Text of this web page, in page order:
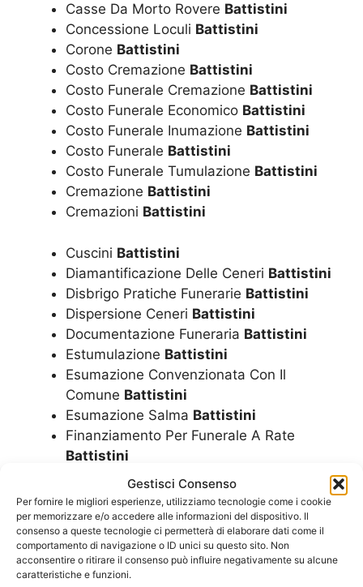
Gestisci Consenso
Per fornire le migliori esperienze, utilizziamo tecnologie come i cookie
per memorizzare e/o accedere alle informazioni del dispositivo. Il
consenso a queste tecnologie ci permetterà di elaborare dati come il
comportamento di navigazione o ID unici su questo sito. Non
acconsentire o ritirare il consenso può influire negativamente su alcune
caratteristiche e funzioni.
Casse Da Morto Rovere Battistini
Concessione Loculi Battistini
Corone Battistini
Costo Cremazione Battistini
Costo Funerale Cremazione Battistini
Costo Funerale Economico Battistini
Costo Funerale Inumazione Battistini
Costo Funerale Battistini
Costo Funerale Tumulazione Battistini
Cremazione Battistini
Cremazioni Battistini
Cuscini Battistini
Diamantificazione Delle Ceneri Battistini
Disbrigo Pratiche Funerarie Battistini
Dispersione Ceneri Battistini
Documentazione Funeraria Battistini
Estumulazione Battistini
Esumazione Convenzionata Con Il
Comune Battistini
Esumazione Salma Battistini
Finanziamento Per Funerale A Rate
Battistini
Battistini
Funerale A RateBattistini
Funerale Convenzionato Con Il Comune
Battistini
Funerale EconomicoBattistini
Funerale Laico